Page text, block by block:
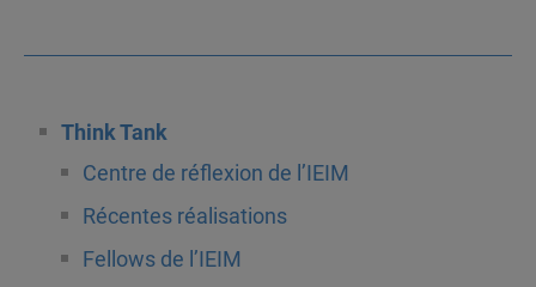
Think Tank
Centre de réflexion de l’IEIM
Récentes réalisations
Fellows de l’IEIM